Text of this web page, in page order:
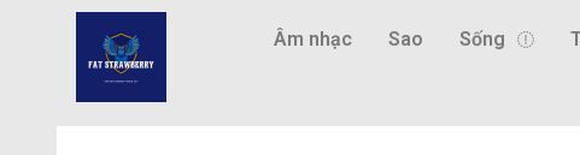
Âm nhạc Sao Sống